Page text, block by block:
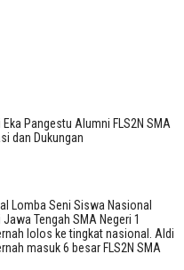
Eka Pangestu Alumni FLS2N SMA
dan Dukungan
Lomba Seni Siswa Nasional
Tengah SMA Negeri 1
lolos ke tingkat nasional. Aldi
masuk 6 besar FLS2N SMA